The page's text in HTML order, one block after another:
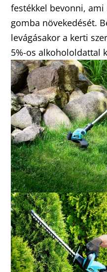
festékkel bevonni, ami
gomba növekedését.
levágásakor a kerti
5%-os alkohololdattal